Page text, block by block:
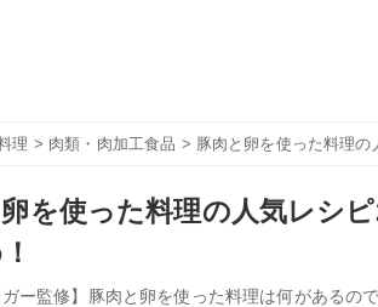
理 > 肉類・肉加工食品 > 豚肉と卵を使った料理の
を使った料理の人気レシ
ガー監修】豚肉と卵を使った料理は何があるの